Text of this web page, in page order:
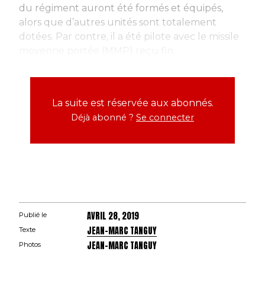
du régiment auront été formés et équipés,
alors que d’autres unités sont totalement
dotées. Par contre, il a été pilote avec le missile
La suite est réservée aux abonnés.
Déjà abonné ? Se connecter
Publié le AVRIL 28, 2019
Texte JEAN-MARC TANGUY
Photos JEAN-MARC TANGUY